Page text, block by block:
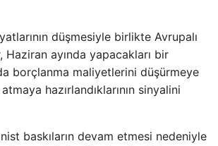
düşmesiyle birlikte Avrupalı
Haziran ayında yapacakları bir
borçlanma maliyetlerini düşürmeye
hazırlandıklarının sinyalini
baskıların devam etmesi nedeniyle